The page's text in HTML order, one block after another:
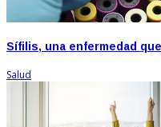
Sífilis, una enfermedad
Salud